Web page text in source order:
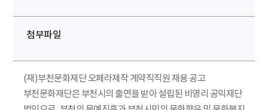
첨부파일
(재)부천문화재단 오페라제작 계약직직원 채용 공고
부천문화재단은 부천시의 출연을 받아 설립된 비영리 공익재단